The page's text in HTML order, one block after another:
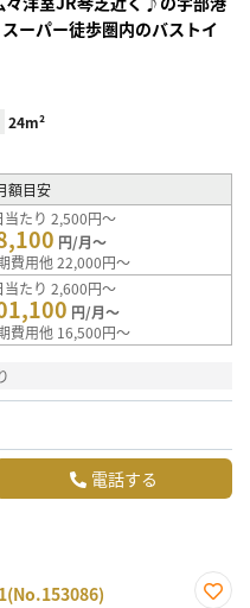
ーパー徒歩圏内のバストイ
24m²
額目安
当たり 2,500円～
円/月～
費用他 22,000円～
当たり 2,600円～
円/月～
費用他 16,500円～
電話する